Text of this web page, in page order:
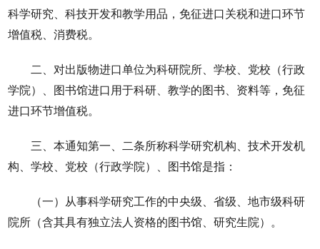
科学研究、科技开发和教学用品，免征进口关税和进口环节
增值税、消费税。
二、对出版物进口单位为科研院所、学校、党校（行政
学院）、图书馆进口用于科研、教学的图书、资料等，免征
进口环节增值税。
三、本通知第一、二条所称科学研究机构、技术开发机
构、学校、党校（行政学院）、图书馆是指：
（一）从事科学研究工作的中央级、省级、地市级科研
院所（含其具有独立法人资格的图书馆、研究生院）。